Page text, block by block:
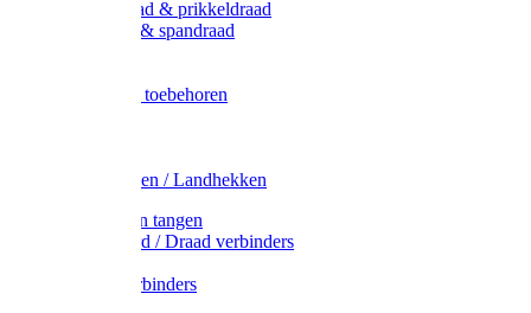
Metaal draad & prikkeldraad
Binddraad & spandraad
Afrasternet toebehoren
Weidehekken / Landhekken
Spanners en tangen
Lint / Koord / Draad verbinders
Litzclip verbinders